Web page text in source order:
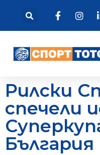
Рилски
спечели
България